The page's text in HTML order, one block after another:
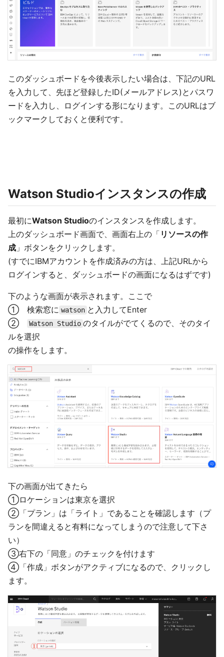
このダッシュボードを今後表示したい場合は、下記のURL
を入力して、先ほど登録したID(メールアドレス)とパスワ
ードを入力し、ログインする形になります。このURLはブ
ックマークしておくと便利です。
Watson Studioインスタンスの作成
最初にWatson Studioのインスタンスを作成します。
上のダッシュボード画面で、画面右上の「 リソースの作
成 」ボタンをクリックします。
(すでにIBMアカウントを作成済みの方は、上記URLから
ログインすると、ダッシュボードの画面になるはずです)
下のような画面が表示されます。ここで
① 検索窓に watson と入力してEnter
②
Watson Studio のタイルがでてくるので、そのタイ
ルを選択
の操作をします。
下の画面が出てきたら
①ロケーションは東京を選択
②「プラン」は「ライト」であることを確認します（プ
ランを間違えると有料になってしまうので注意して下さ
い）
③右下の「同意」のチェックを付けます
④「作成」ボタンがアクティブになるので、クリックし
ます。